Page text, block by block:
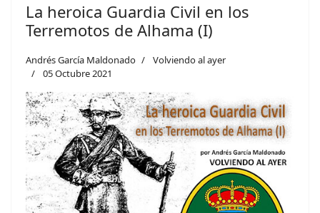
La heroica Guardia Civil en los
Terremotos de Alhama (I)
Andrés García Maldonado
Volviendo al ayer
05 Octubre 2021